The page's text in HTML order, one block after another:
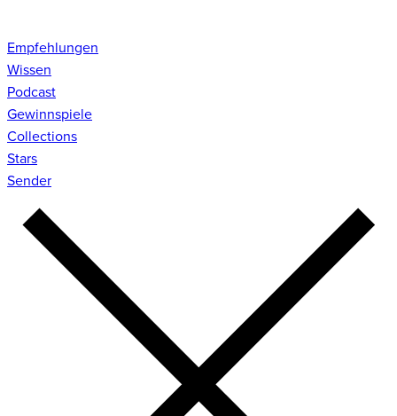
Empfehlungen
Wissen
Podcast
Gewinnspiele
Collections
Stars
Sender